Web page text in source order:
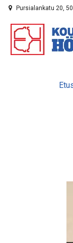
Siirry pääsisältöön
Pursialankatu 20,